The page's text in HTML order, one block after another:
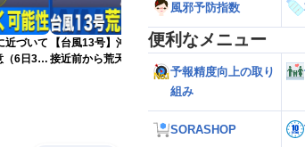
近づいて
6日3時
【台風13号】沖縄・大東島地方に接近
接近前から荒天のおそれ（6日5時更新）
【予報士解
風邪予防指数
便利なメニュー
予報精度向上の取り
組み
SORASHOP